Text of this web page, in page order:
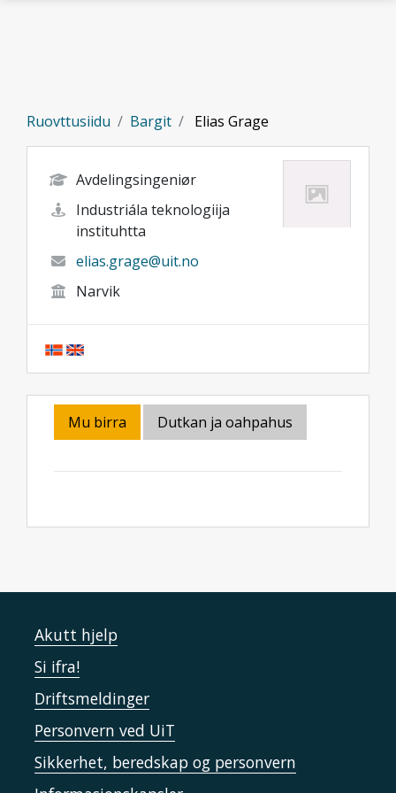
Ruovttusiidu Bargit Elias Grage
Avdelingsingeniør
Industriála teknologiija
instituhtta
elias.grage@uit.no
Narvik
Mu birra Dutkan ja oahpahus
Akutt hjelp
Si ifra!
Driftsmeldinger
Personvern ved UiT
Sikkerhet, beredskap og personvern